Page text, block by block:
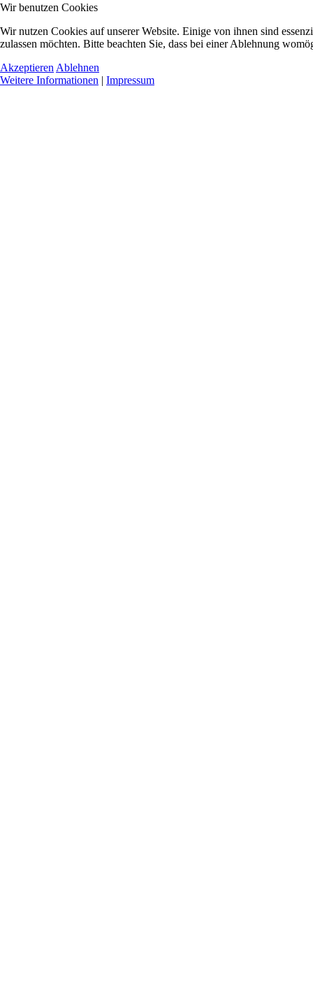
Wir benutzen Cookies
Wir nutzen Cookies auf unserer Website. Einige von ihnen sind
zulassen möchten. Bitte beachten Sie, dass bei einer Ablehnung
Akzeptieren Ablehnen
Weitere Informationen | Impressum